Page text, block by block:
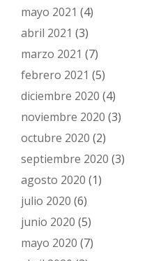
mayo 2021 (4)
abril 2021 (3)
marzo 2021 (7)
febrero 2021 (5)
diciembre 2020 (4)
noviembre 2020 (3)
octubre 2020 (2)
septiembre 2020 (3)
agosto 2020 (1)
julio 2020 (6)
junio 2020 (5)
mayo 2020 (7)